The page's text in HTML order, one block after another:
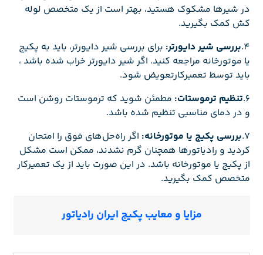
در شیرها مشکوک هستید، بهتر است از یک متخصص لوله
کش کمک بگیرید.
4. بررسی شیر دایورتر: برای بررسی شیر دایورتر، باید به پکیج
یا موتورخانه مراجعه کنید. اگر شیر دایورتر خراب شده باشد ،
باید توسط تعمیرکارتعویض شود.
6. تنظیم ترموستات: مطمئن شوید که ترموستات روشن است
و در دمای مناسبی تنظیم شده باشد.
7. بررسی پکیج یا موتورخانه: اگر راه‌حل‌های فوق را امتحان
کردید و رادیاتورها همچنان گرم نشدند، ممکن است مشکل
از پکیج یا موتورخانه باشد. در این صورت باید از یک تعمیرکار
متخصص کمک بگیرید.
مزایا و معایب پکیج ایران رادیاتور